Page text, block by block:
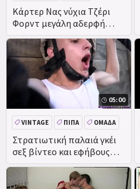
Κάρτερ Νας νύχια Τζέρι
Φορντ μεγάλη αδερφή
κίνηση
05:00
Στρατιωτική παλαιά γκέι
σεξ βίντεο και εφήβους
κινητά κλιπ
VINTAGE ΠΊΠΑ
ΟΜΆΔΑ
ΥΠΑΊΘΡΙΑ